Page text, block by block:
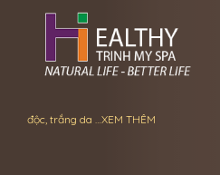
độc, trắng da …XEM THÊM